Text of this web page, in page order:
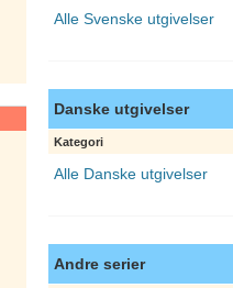
Alle Svenske utgivelser
Danske utgivelser
Kategori
Alle Danske utgivelser
Andre serier